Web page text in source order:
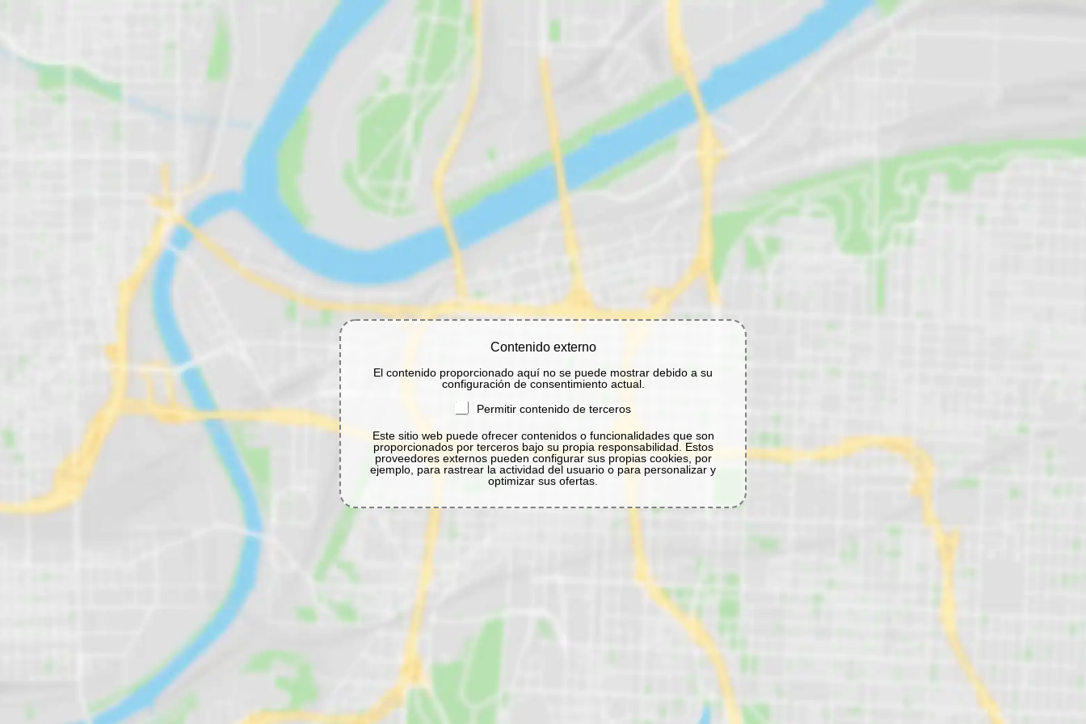
Contenido externo
El contenido proporcionado aquí no se puede mostrar debido a su
configuración de consentimiento actual.
Permitir contenido de terceros
Este sitio web puede ofrecer contenidos o funcionalidades que son
proporcionados por terceros bajo su propia responsabilidad. Estos
proveedores externos pueden configurar sus propias cookies, por
ejemplo, para rastrear la actividad del usuario o para personalizar y
optimizar sus ofertas.